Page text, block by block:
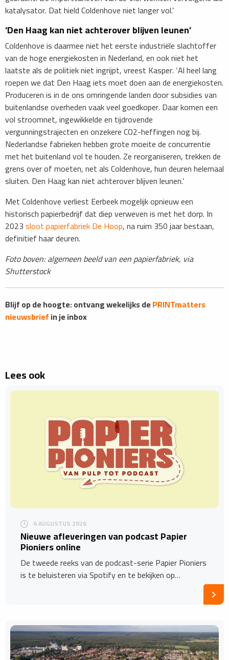
katalysator. Dat hield Coldenhove niet langer vol.’
‘Den Haag kan niet achterover blijven leunen’
​Coldenhove is daarmee niet het eerste industriële slachtoffer
van de hoge energiekosten in Nederland, en ook niet het
laatste als de politiek niet ingrijpt, vreest Kasper. ‘Al heel lang
roepen we dat Den Haag iets moet doen aan de energiekosten.
Produceren is in de ons omringende landen door subsidies van
buitenlandse overheden vaak veel goedkoper. Daar komen een
vol stroomnet, ingewikkelde en tijdrovende
vergunningstrajecten en onzekere CO2-heffingen nog bij.
Nederlandse fabrieken hebben grote moeite de concurrentie
met het buitenland vol te houden. Ze reorganiseren, trekken de
grens over of moeten, net als Coldenhove, hun deuren helemaal
sluiten. Den Haag kan niet achterover blijven leunen.’
​Met Coldenhove verliest Eerbeek mogelijk opnieuw een
historisch papierbedrijf dat diep verweven is met het dorp. In
2023sloot papierfabriek De Hoop, na ruim 350 jaar bestaan,
definitief haar deuren.
Foto boven: algemeen beeld van een papierfabriek, via
Shutterstock
Blijf op de hoogte: ontvang wekelijks dePRINTmatters
nieuwsbriefin je inbox
Lees ook
6 AUGUSTUS 2026
Nieuwe afleveringen van podcast Papier
Pioniers online
De tweede reeks van de podcast-serie Papier Pioniers
is te beluisteren via Spotify en te bekijken op…